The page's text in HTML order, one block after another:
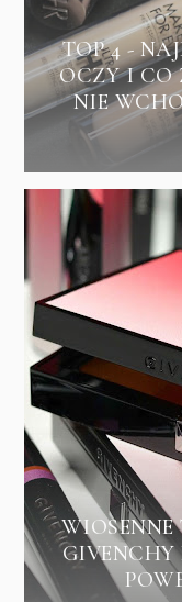
TOP 4 -
OCZY I CO
NIE
GIVENCHY